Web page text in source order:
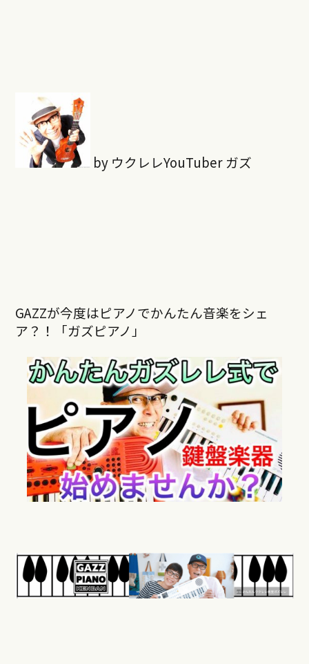
by ウクレレYouTuber ガズ
GAZZが今度はピアノでかんたん音楽をシェ
ア？！「ガズピアノ」